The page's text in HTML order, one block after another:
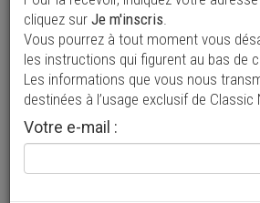
Vos annonces vues
plus de 4 millions de
Ajouter une
> Rechercher un véhicule
cliquez sur Je m'inscris.
Vous pourrez à tout moment vous
les instructions qui figurent au bas de
Les informations que vous nous
destinées à l’usage exclusif de Classic
Votre e-mail :